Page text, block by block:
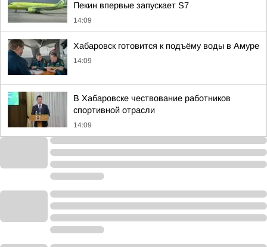
Пекин впервые запускает S7
14:09
Хабаровск готовится к подъёму воды в Амуре
14:09
В Хабаровске чествование работников
спортивной отрасли
14:09